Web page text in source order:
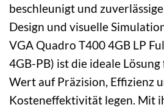
beschleunigt und
Design und visuelle
VGA Quadro T400 4GB LP
4GB-PB) ist die ideale
Wert auf Präzision, Effizienz
Kosteneffektivität legen. Mit